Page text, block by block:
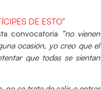
DE ESTO”
convocatoria “no vienen
ocasión, yo creo que el
que todas se sientan